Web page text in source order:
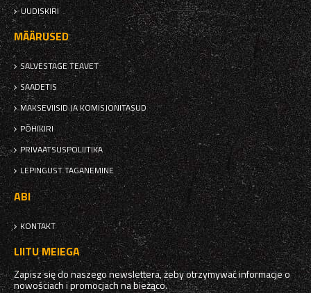
UUDISKIRI
MÄÄRUSED
SALVESTAGE TEAVET
SAADETIS
MAKSEVIISID JA KOMISJONITASUD
PÕHIKIRI
PRIVAATSUSPOLIITIKA
LEPINGUST TAGANEMINE
ABI
KONTAKT
LIITU MEIEGA
Zapisz się do naszego newslettera, żeby otrzymywać informacje o
nowościach i promocjach na bieżąco.